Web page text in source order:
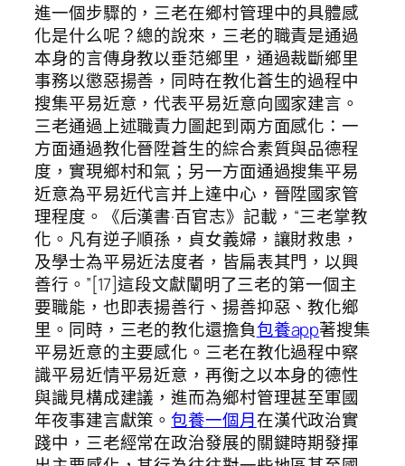
進一個步驟的，三老在鄉村管理中的具體感
化是什么呢？總的說來，三老的職責是通過
本身的言傳身教以垂范鄉里，通過裁斷鄉里
事務以懲惡揚善，同時在教化蒼生的過程中
搜集平易近意，代表平易近意向國家建言。
三老通過上述職責力圖起到兩方面感化：一
方面通過教化晉陞蒼生的綜合素質與品德程
度，實現鄉村和氣；另一方面通過搜集平易
近意為平易近代言并上達中心，晉陞國家管
理程度。《后漢書·百官志》記載，“三老掌教
化。凡有逆子順孫，貞女義婦，讓財救患，
及學士為平易近法度者，皆扁表其門，以興
善行。”[17]這段文獻闡明了三老的第一個主
要職能，也即表揚善行、揚善抑惡、教化鄉
里。同時，三老的教化還擔負包養app著搜集
平易近意的主要感化。三老在教化過程中察
識平易近情平易近意，再衡之以本身的德性
與識見構成建議，進而為鄉村管理甚至軍國
年夜事建言獻策。包養一個月在漢代政治實
踐中，三老經常在政治發展的關鍵時期發揮